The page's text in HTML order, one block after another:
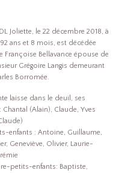
Joliette, le 22 décembre 2018, à
92 ans et 8 mois, est décédée
Françoise Bellavance épouse de
Grégoire Langis demeurant
Borromée.
laisse dans le deuil, ses
Chantal (Alain), Claude, Yves
enfants : Antoine, Guillaume,
Geneviève, Olivier, Laurie-
petits-enfants: Baptiste,